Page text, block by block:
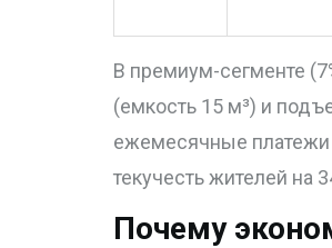
В премиум-сегменте
(емкость 15 м³) и
ежемесячные платежи
текучесть жителей на
Почему